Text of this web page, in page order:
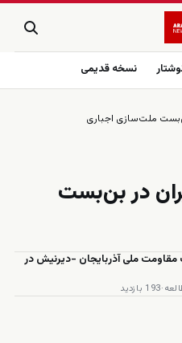
نسخه قدیمی
ملت‌سازی اجباری
در بن‌بست
ملی آذربایجان -دیرنیش در
·193 بازدید